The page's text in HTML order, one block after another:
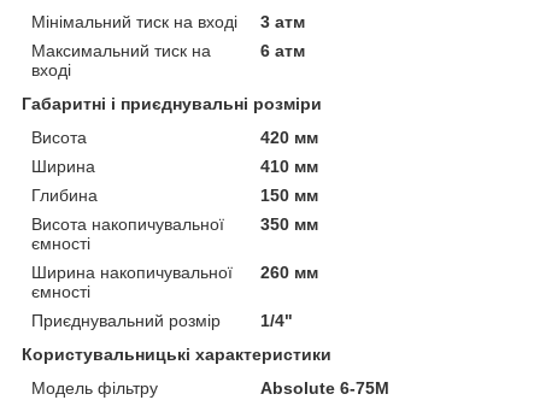
Мінімальний тиск на вході
3 атм
Максимальний тиск на
вході
6 атм
Габаритні і приєднувальні розміри
Висота
420 мм
Ширина
410 мм
Глибина
150 мм
Висота накопичувальної
ємності
350 мм
Ширина накопичувальної
ємності
260 мм
Приєднувальний розмір
1/4"
Користувальницькі характеристики
Модель фільтру
Absolute 6-75M